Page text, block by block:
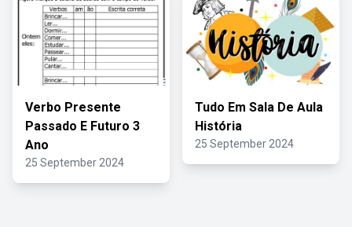
Verbo Presente
Passado E Futuro 3
Ano
25 September 2024
Tudo Em Sala De Aula
História
25 September 2024